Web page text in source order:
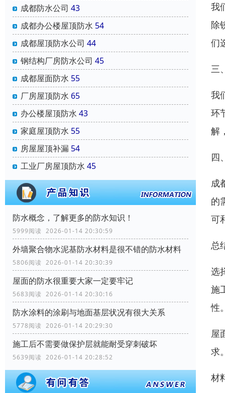
成都防水公司 43
成都办公楼屋顶防水 54
成都屋顶防水公司 44
钢结构厂房防水公司 45
成都屋面防水 55
厂房屋顶防水 65
办公楼屋顶防水 43
家庭屋顶防水 55
房屋屋顶补漏 54
工业厂房屋顶防水 45
防水概念，了解更多的防水知识！
5999阅读 2026-01-14 20:30:59
外墙聚合物水泥基防水材料是很不错的防水材料
5806阅读 2026-01-14 20:30:39
屋面的防水很重要大家一定要牢记
5683阅读 2026-01-14 20:30:16
防水涂料的涂刷与地面基层状况有很大关系
5778阅读 2026-01-14 20:29:30
施工后不需要做保护层就能耐受穿刺破坏
5639阅读 2026-01-14 20:28:52
我
除
们
三
我
环
解
四
成
的
可
总
选
施
性
屋
求
材